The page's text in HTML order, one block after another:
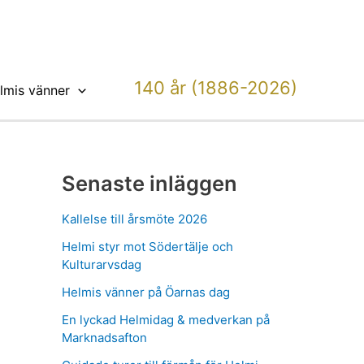
vänner
140 år (1886-2026)
Senaste inläggen
Kallelse till årsmöte 2026
Helmi styr mot Södertälje och
Kulturarvsdag
Helmis vänner på Öarnas dag
En lyckad Helmidag & medverkan på
Marknadsafton